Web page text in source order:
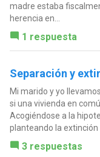
madre estaba
herencia en...
1 respuesta
Separación y
Mi marido y yo
si una vivienda en
Acogiéndose a la
planteando la extinción
3 respuestas